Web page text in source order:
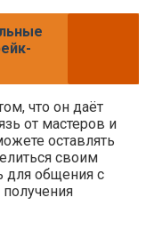
что он даёт
от мастеров и
оставлять
своим
для общения с